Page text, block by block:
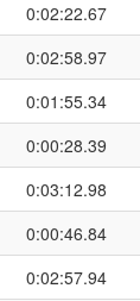
0:02:22.67
0:02:58.97
0:01:55.34
0:00:28.39
0:03:12.98
0:00:46.84
0:02:57.94